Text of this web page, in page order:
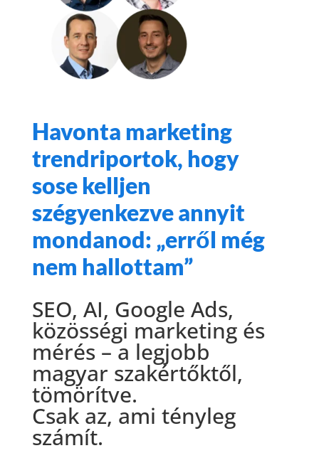
Havonta marketing
trendriportok, hogy
sose kelljen
szégyenkezve annyit
mondanod: „erről még
nem hallottam”
SEO, AI, Google Ads,
közösségi marketing és
mérés – a legjobb
magyar szakértőktől,
tömörítve.
Csak az, ami tényleg
számít.